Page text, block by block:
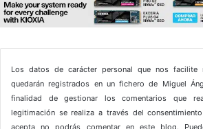
Los datos de carácter personal que nos facilite
quedarán registrados en un fichero de Miguel
finalidad de gestionar los comentarios que
legitimación se realiza a través del
acepta no podrás comentar en este blog.